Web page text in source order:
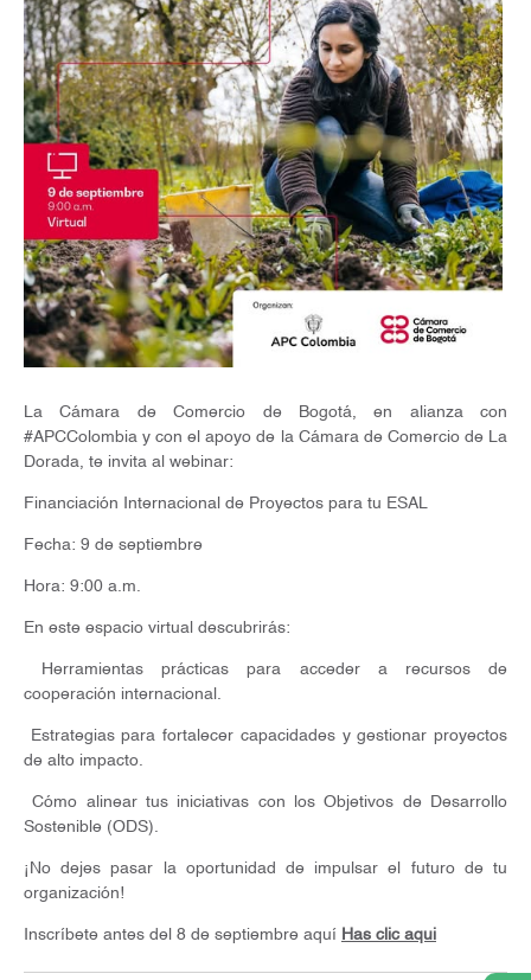
La Cámara de Comercio de Bogotá, en alianza con
#APCColombia y con el apoyo de la Cámara de Comercio de La
Dorada, te invita al webinar:
Financiación Internacional de Proyectos para tu ESAL
Fecha: 9 de septiembre
Hora: 9:00 a.m.
En este espacio virtual descubrirás:
Herramientas prácticas para acceder a recursos de
cooperación internacional.
Estrategias para fortalecer capacidades y gestionar proyectos
de alto impacto.
Cómo alinear tus iniciativas con los Objetivos de Desarrollo
Sostenible (ODS).
¡No dejes pasar la oportunidad de impulsar el futuro de tu
organización!
Inscríbete antes del 8 de septiembre aquí Has clic aqui